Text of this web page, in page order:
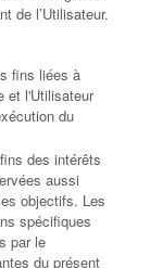
de l’Utilisateur.
fins liées à
et l'Utilisateur
du
des intérêts
aussi
objectifs. Les
spécifiques
par le
du présent